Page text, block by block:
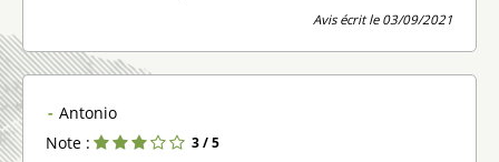
Avis écrit le 03/09/2021
Antonio
Note :
3 / 5